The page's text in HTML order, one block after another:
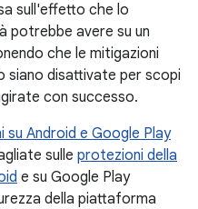
sull'effetto che lo
potrebbe avere su un
che le mitigazioni
siano disattivate per scopi
con successo.
su Android e Google Play
sulle protezioni della
e su Google Play
della piattaforma